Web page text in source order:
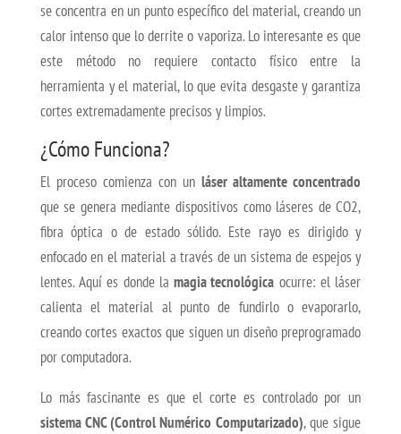
se concentra en un punto específico del material, creando un
calor intenso que lo derrite o vaporiza. Lo interesante es que
este método no requiere contacto físico entre la
herramienta y el material, lo que evita desgaste y garantiza
cortes extremadamente precisos y limpios.
¿Cómo Funciona?
El proceso comienza con unláser altamente concentrado
que se genera mediante dispositivos como láseres de CO2,
fibra óptica o de estado sólido. Este rayo es dirigido y
enfocado en el material a través de un sistema de espejos y
lentes. Aquí es donde lamagia tecnológica ocurre: el láser
calienta el material al punto de fundirlo o evaporarlo,
creando cortes exactos que siguen un diseño preprogramado
por computadora.
Lo más fascinante es que el corte es controlado por un
sistema CNC (Control Numérico Computarizado), que sigue